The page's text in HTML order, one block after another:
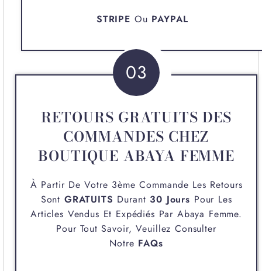
STRIPE Ou PAYPAL
03
RETOURS GRATUITS DES
COMMANDES CHEZ
BOUTIQUE ABAYA FEMME
À Partir De Votre 3ème Commande Les Retours
Sont GRATUITS Durant 30 Jours Pour Les
Articles Vendus Et Expédiés Par Abaya Femme.
Pour Tout Savoir, Veuillez Consulter
Notre FAQs